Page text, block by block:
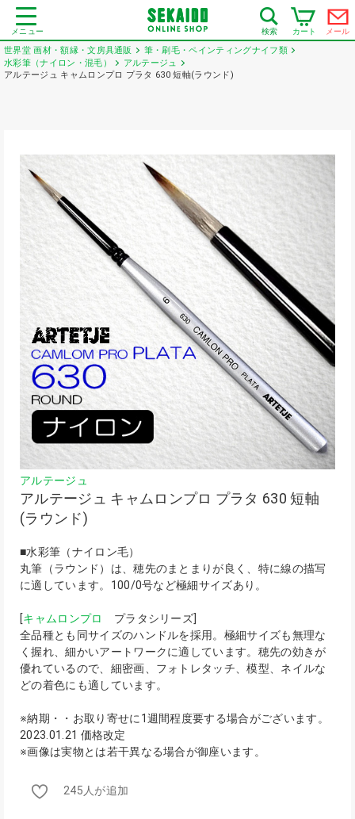
メニュー 検索 カート メール
世界堂 画材・額縁・文房具通販
筆・刷毛・ペインティングナイフ類
水彩筆（ナイロン・混毛）
アルテージュ
アルテージュ キャムロンプロ プラタ 630 短軸(ラウンド)
アルテージュ
アルテージュ キャムロンプロ プラタ 630 短軸
(ラウンド)
■水彩筆（ナイロン毛）
丸筆（ラウンド）は、穂先のまとまりが良く、特に線の描写
に適しています。100/0号など極細サイズあり。
[キャムロンプロ
プラタシリーズ]
全品種とも同サイズのハンドルを採用。極細サイズも無理な
く握れ、細かいアートワークに適しています。穂先の効きが
優れているので、細密画、フォトレタッチ、模型、ネイルな
どの着色にも適しています。
※納期・・お取り寄せに1週間程度要する場合がございます。
2023.01.21 価格改定
※画像は実物とは若干異なる場合が御座います。
245人が追加